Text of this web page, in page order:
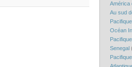
América
Au sud
Océan
Senegal